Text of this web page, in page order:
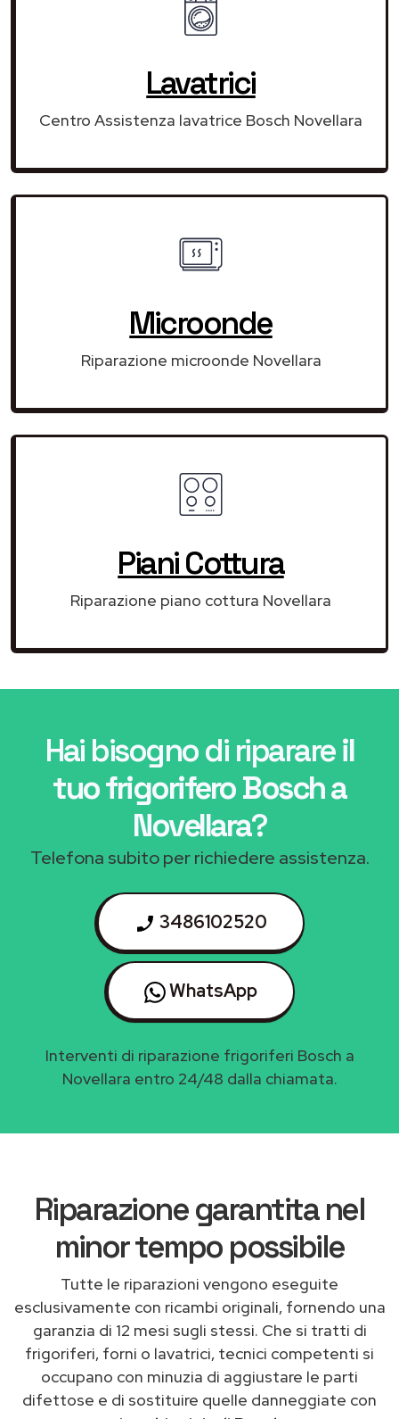
Lavatrici
Centro Assistenza lavatrice Bosch Novellara
Microonde
Riparazione microonde Novellara
Piani Cottura
Riparazione piano cottura Novellara
Hai bisogno di riparareil
tuo frigorifero Bosch a
Novellara?
Telefona subito per richiedere assistenza.
3486102520
WhatsApp
Interventi di riparazione frigoriferi Bosch a
Novellara entro 24/48 dalla chiamata.
Riparazione garantita nel
minor tempo possibile
Tutte le riparazioni vengono eseguite
esclusivamente con ricambi originali, fornendo una
garanzia di 12 mesi sugli stessi. Che si tratti di
frigoriferi, forni o lavatrici, tecnici competenti si
occupano con minuzia di aggiustare le parti
difettose e di sostituire quelle danneggiate con